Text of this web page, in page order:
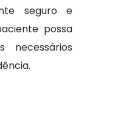
seguro e
possa
necessários